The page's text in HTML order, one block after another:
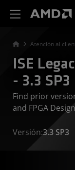
Atención al
ISE
- 3.3 SP3
Find prior
and FPGA
Versión:3.3 SP3